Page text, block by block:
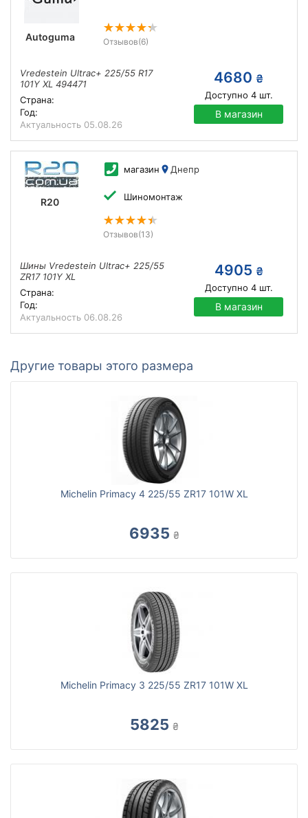
Autoguma Отзывов(6)
Vredestein Ultrac+ 225/55 R17
101Y XL 494471
Страна:
Год:
Актуальность 05.08.26
4680 ₴
Доступно 4шт.
В магазин
R20
магазин Днепр
Шиномонтаж
Отзывов(13)
Шины Vredestein Ultrac+ 225/55
ZR17 101Y XL
Страна:
Год:
Актуальность 06.08.26
4905 ₴
Доступно 4шт.
В магазин
Другие товары этого размера
Michelin Primacy 4 225/55 ZR17 101W XL
6935 ₴
Michelin Primacy 3 225/55 ZR17 101W XL
5825 ₴